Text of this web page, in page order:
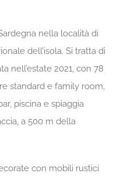
nella località di
dell’isola. Si tratta di
nell’estate 2021, con 78
standard e family room,
piscina e spiaggia
a 500 m della
con mobili rustici